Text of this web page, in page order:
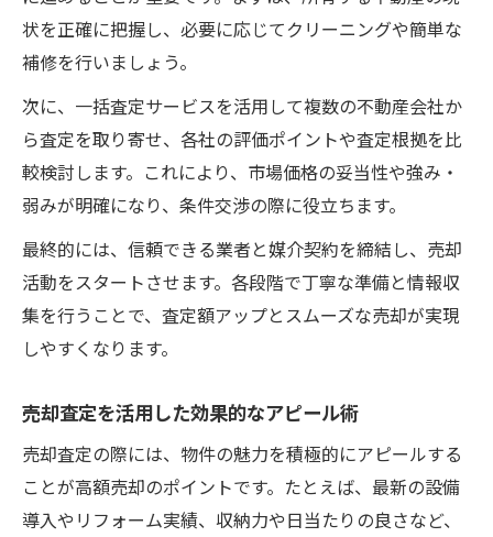
状を正確に把握し、必要に応じてクリーニングや簡単な
補修を行いましょう。
次に、一括査定サービスを活用して複数の不動産会社か
ら査定を取り寄せ、各社の評価ポイントや査定根拠を比
較検討します。これにより、市場価格の妥当性や強み・
弱みが明確になり、条件交渉の際に役立ちます。
最終的には、信頼できる業者と媒介契約を締結し、売却
活動をスタートさせます。各段階で丁寧な準備と情報収
集を行うことで、査定額アップとスムーズな売却が実現
しやすくなります。
売却査定を活用した効果的なアピール術
売却査定の際には、物件の魅力を積極的にアピールする
ことが高額売却のポイントです。たとえば、最新の設備
導入やリフォーム実績、収納力や日当たりの良さなど、